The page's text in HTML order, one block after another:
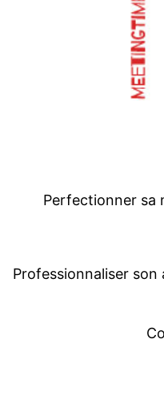
Perfectionner sa
Professionnaliserson